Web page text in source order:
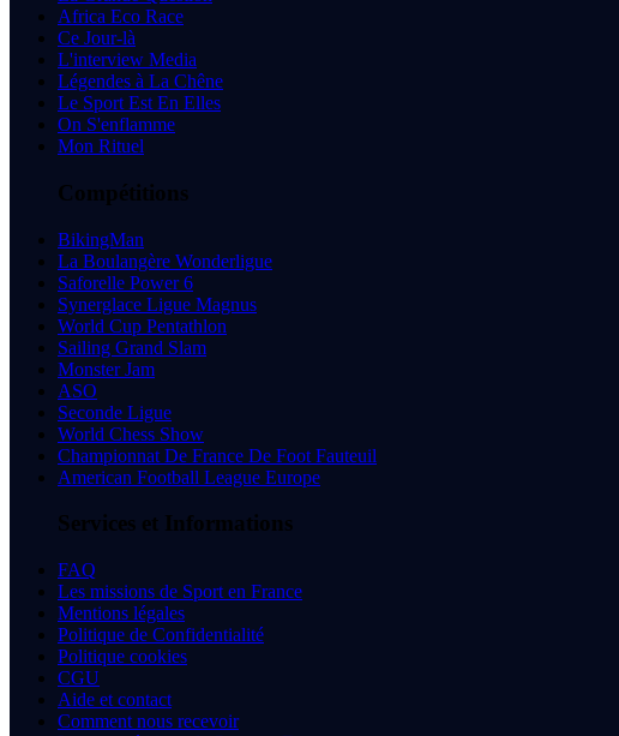
Africa Eco Race
Ce Jour-là
L'interview Media
Légendes à La Chêne
Le Sport Est En Elles
On S'enflamme
Mon Rituel
Compétitions
BikingMan
La Boulangère Wonderligue
Saforelle Power 6
Synerglace Ligue Magnus
World Cup Pentathlon
Sailing Grand Slam
Monster Jam
ASO
Seconde Ligue
World Chess Show
Championnat De France De Foot Fauteuil
American Football League Europe
Services et Informations
FAQ
Les missions de Sport en France
Mentions légales
Politique de Confidentialité
Politique cookies
CGU
Aide et contact
Comment nous recevoir